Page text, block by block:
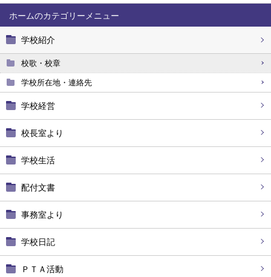
ホーム
学校紹介
校歌・校章
学校所在地・連絡先
学校経営
校長室より
学校生活
配付文書
事務室より
学校日記
ＰＴＡ活動